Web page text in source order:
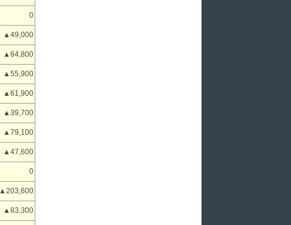
0
▲49,000
▲64,800
▲55,900
▲61,900
▲39,700
▲79,100
▲47,600
0
▲203,600
▲83,300